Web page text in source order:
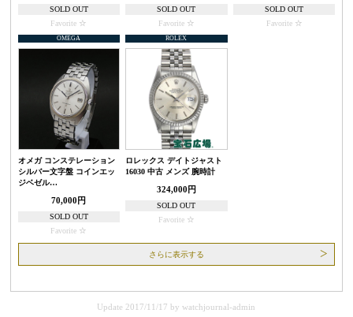
SOLD OUT
Favorite
SOLD OUT
Favorite
SOLD OUT
Favorite
OMEGA
オメガ コンステレーション
シルバー文字盤 コインエッ
ジベゼル…
70,000円
SOLD OUT
Favorite
ROLEX
ロレックス デイトジャスト
16030 中古 メンズ 腕時計
324,000円
SOLD OUT
Favorite
さらに表示する
Update 2017/11/17 bywatchjournal-admin